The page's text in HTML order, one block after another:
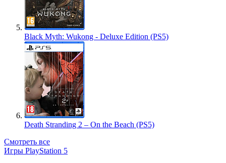
Black Myth: Wukong - Deluxe Edition (PS5)
Death Stranding 2 – On the Beach (PS5)
Смотреть все
Игры PlayStation 5